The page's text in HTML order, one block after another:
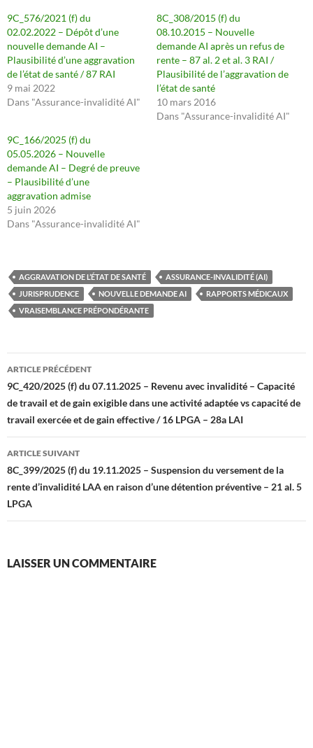
9C_576/2021 (f) du
02.02.2022 – Dépôt d’une
nouvelle demande AI –
Plausibilité d’une aggravation
de l’état de santé / 87 RAI
9 mai 2022
Dans "Assurance-invalidité AI"
8C_308/2015 (f) du
08.10.2015 – Nouvelle
demande AI après un refus de
rente – 87 al. 2 et al. 3 RAI /
Plausibilité de l’aggravation de
l’état de santé
10 mars 2016
Dans "Assurance-invalidité AI"
9C_166/2025 (f) du
05.05.2026 – Nouvelle
demande AI – Degré de preuve
– Plausibilité d’une
aggravation admise
5 juin 2026
Dans "Assurance-invalidité AI"
AGGRAVATION DE L’ÉTAT DE SANTÉ
ASSURANCE-INVALIDITÉ (AI)
JURISPRUDENCE
NOUVELLE DEMANDE AI
RAPPORTS MÉDICAUX
VRAISEMBLANCE PRÉPONDÉRANTE
Navigation
des
articles
ARTICLE PRÉCÉDENT
9C_420/2025 (f) du 07.11.2025 – Revenu avec invalidité – Capacité
de travail et de gain exigible dans une activité adaptée vs capacité de
travail exercée et de gain effective / 16 LPGA – 28a LAI
ARTICLE SUIVANT
8C_399/2025 (f) du 19.11.2025 – Suspension du versement de la
rente d’invalidité LAA en raison d’une détention préventive – 21 al. 5
LPGA
LAISSER UN COMMENTAIRE